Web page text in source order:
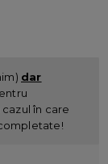
dar
în care